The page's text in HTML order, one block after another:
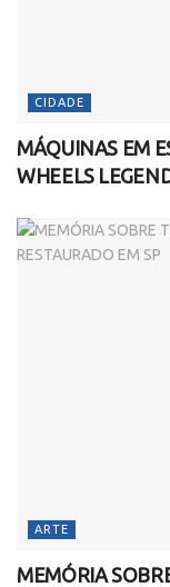
CIDADE
MÁQUINAS EM
WHEELS
ARTE
MEMÓRIA